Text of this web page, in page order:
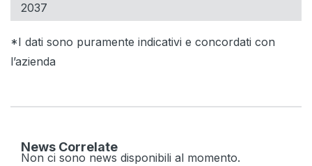
2037
*I dati sono puramente indicativi e concordati con
l’azienda
News Correlate
Non ci sono news disponibili al momento.